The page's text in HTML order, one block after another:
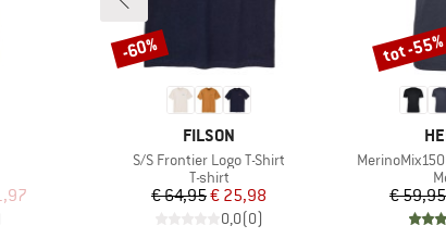
prijs
MERK
FILSON
Artikel
S/S Frontier Logo T-Shirt
Productgroep
T-shirt
Prijs
€ 64,95Verlaagde prijs
€ 25,98
0,0(0)
Korting
-60%
Artikel
€ 59,95
Korting
tot -55%